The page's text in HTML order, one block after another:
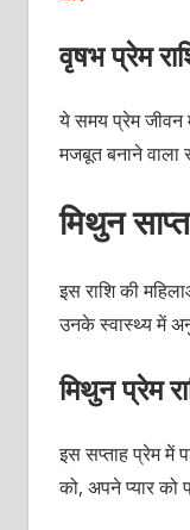
वृषभ प्रेम
ये समय प्रेम जीवन
मजबूत बनाने वाला
मिथुन
इस राशि की
उनके स्वास्थ्य में
मिथुन प्रेम
इस सप्ताह प्रेम में
को, अपने प्यार को